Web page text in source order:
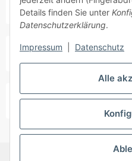
Alle
Details finden Sie unter
Datenschutzerklärung.
Impressum Datenschutz